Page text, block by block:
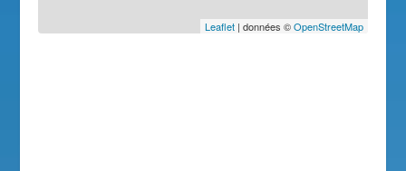
Leaflet| données ©OpenStreetMap